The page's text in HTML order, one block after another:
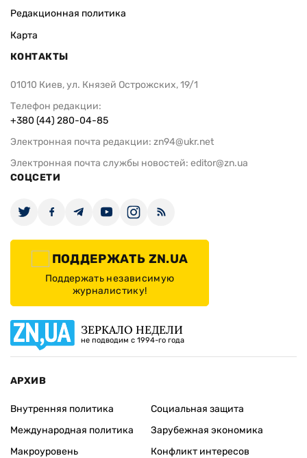
Редакционная политика
Карта
КОНТАКТЫ
01010 Киев, ул. Князей Острожских, 19/1
Телефон редакции:
+380 (44) 280-04-85
Электронная почта редакции: zn94@ukr.net
Электронная почта службы новостей: editor@zn.ua
СОЦСЕТИ
ПОДДЕРЖАТЬ ZN.UA
Поддержать независимую
журналистику!
ЗЕРКАЛО НЕДЕЛИ
не подводим с 1994-го года
АРХИВ
Внутренняя политика
Международная политика
Макроуровень
Социальная защита
Зарубежная экономика
Конфликт интересов